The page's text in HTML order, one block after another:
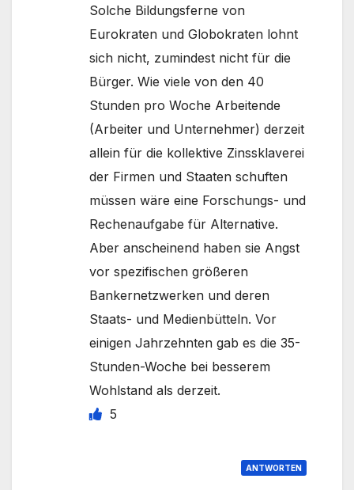
Solche Bildungsferne von
Eurokraten und Globokraten lohnt
sich nicht, zumindest nicht für die
Bürger. Wie viele von den 40
Stunden pro Woche Arbeitende
(Arbeiter und Unternehmer) derzeit
allein für die kollektive Zinssklaverei
der Firmen und Staaten schuften
müssen wäre eine Forschungs- und
Rechenaufgabe für Alternative.
Aber anscheinend haben sie Angst
vor spezifischen größeren
Bankernetzwerken und deren
Staats- und Medienbütteln. Vor
einigen Jahrzehnten gab es die 35-
Stunden-Woche bei besserem
Wohlstand als derzeit.
5
ANTWORTEN